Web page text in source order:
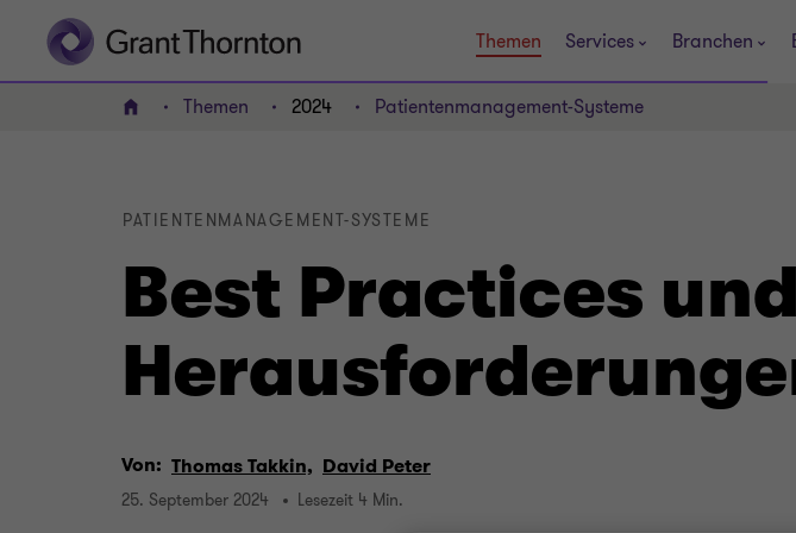
Themen Services Branchen
HOME Themen 2024 Patientenmanagement-Systeme
Best Practices
PATIENTENMANAGEMENT-SYSTEME
Von: Thomas Takkin, David Peter
25. September 2024 Lesezeit 4 Min.